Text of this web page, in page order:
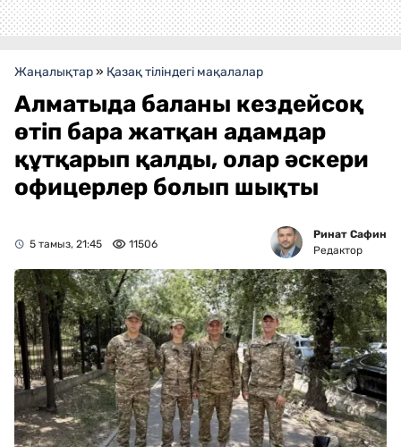
Жаңалықтар» Қазақ тіліндегі мақалалар
Алматыда баланы кездейсоқ
өтіп бара жатқан адамдар
құтқарып қалды, олар әскери
офицерлер болып шықты
5 тамыз, 21:45 11506
Ринат Сафин
Редактор